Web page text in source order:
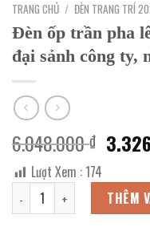
TRANG CHỦ / ĐÈN TRANG TRÍ
Đèn ốp trần pha
đại sảnh công ty,
6.048.000₫ Giá
gốc
là:
Lượt Xem :174
Đèn ốp trần pha lê OFL-
THÊM